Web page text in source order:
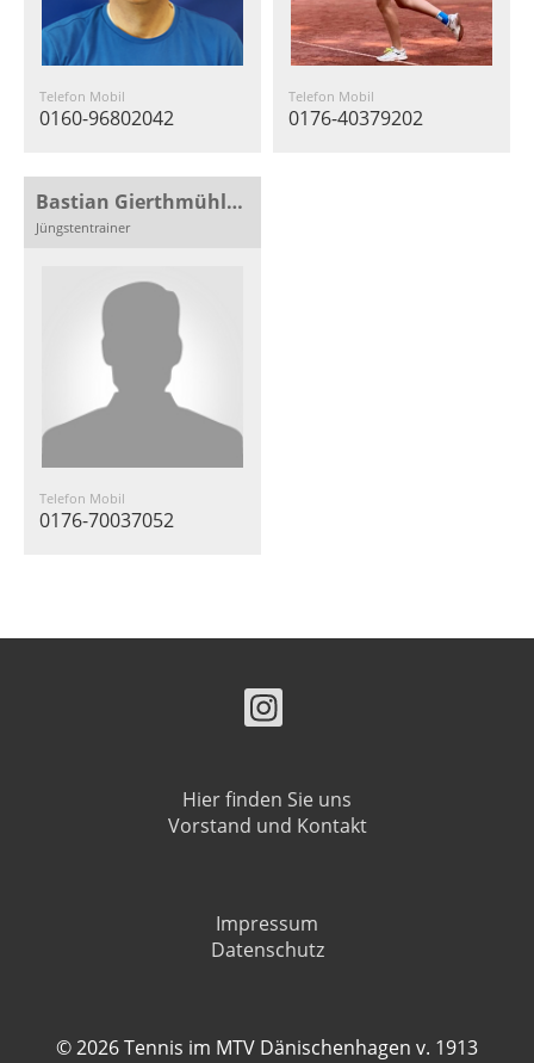
Telefon Mobil
0160-96802042
Telefon Mobil
0176-40379202
Bastian Gierthmühlen
Jüngstentrainer
Telefon Mobil
0176-70037052
Hier finden Sie uns
Vorstand und Kontakt
Impressum
Datenschutz
© 2026 Tennis im MTV Dänischenhagen v. 1913